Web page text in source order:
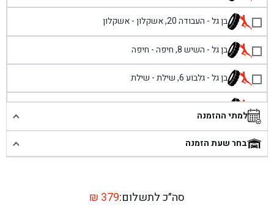
בן גל - העבודה 20, אשקלון - אשקלון
בן גל - השיש 8, חיפה - חיפה
בן גל - גלבוע 6, שילת - שילת
בן גל - פוריידיס, כניסה צפונית מול כביש 4 - פרדיס
בן גל - שכונת אזור תעשייה זעירה, עיילבון - עיילבון
בן גל - דרך השבעה 20, אזור - אזור
למתי ההזמנה
בחר שעת הזמנה
סה״כ לתשלום: ₪ 379